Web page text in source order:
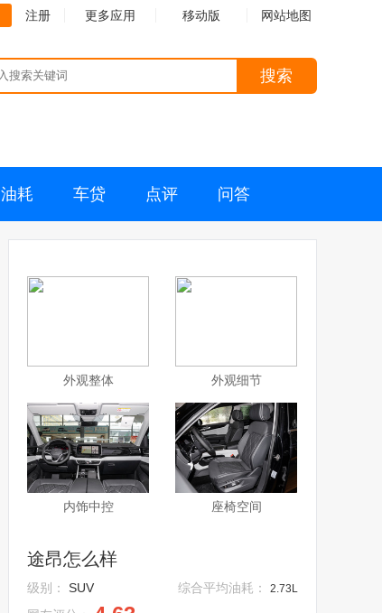
注册 更多应用 移动版 网站地图
搜索
油耗 车贷 点评 问答
外观整体 外观细节
内饰中控 座椅空间
途昂怎么样
级别： SUV 综合平均油耗： 2.73L